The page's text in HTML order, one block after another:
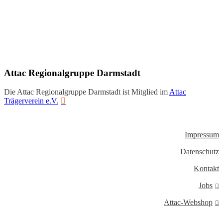
Attac Regionalgruppe Darmstadt
Die Attac Regionalgruppe Darmstadt ist Mitglied im Attac
Trägerverein e.V.
Impressum
Datenschutz
Kontakt
Jobs
Attac-Webshop